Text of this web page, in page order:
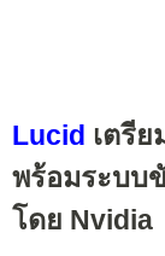
Lucid เตรี
พร้อมระบบ
โดย Nvidia